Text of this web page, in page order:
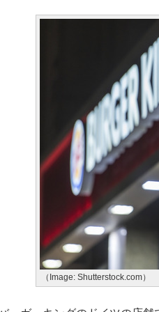
（Image: Shutterstock.com）